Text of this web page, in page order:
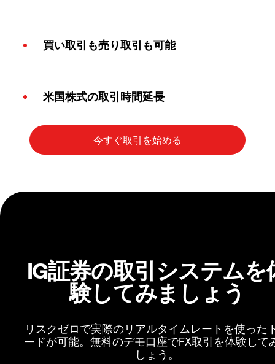
買い取引も売り取引も可能
米国株式の取引時間延長
IG証券の取引システムを
験してみましょう
リスクゼロで実際のリアルタイムレートを使った
ードが可能。無料のデモ口座でFX取引を体験して
しょう。